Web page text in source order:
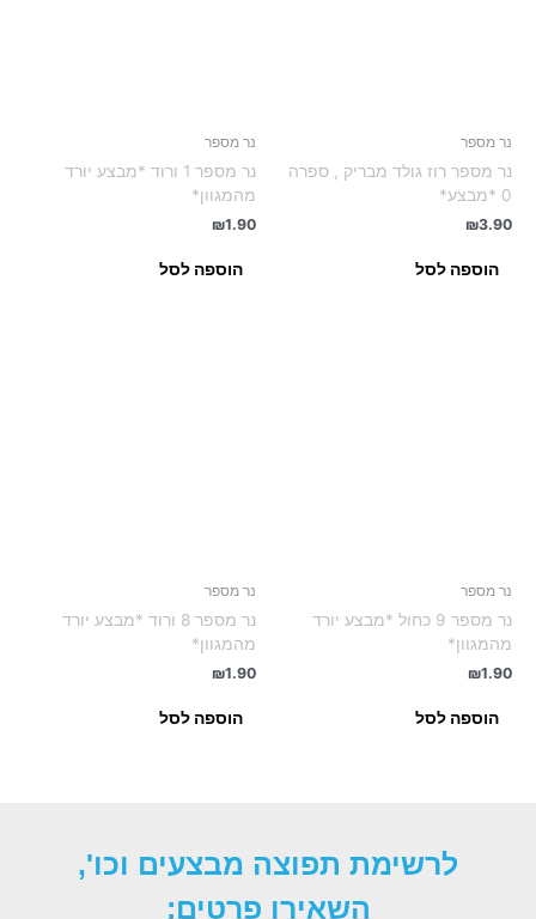
נר מספר
נר מספר רוז גולד מבריק , ספרה
0 *מבצע*
₪3.90
הוספה לסל
נר מספר
נר מספר 1 ורוד *מבצע יורד
מהמגוון*
₪1.90
הוספה לסל
נר מספר
נר מספר 9 כחול *מבצע יורד
מהמגוון*
₪1.90
הוספה לסל
נר מספר
נר מספר 8 ורוד *מבצע יורד
מהמגוון*
₪1.90
הוספה לסל
לרשימת תפוצה מבצעים וכו',
השאירו פרטים: